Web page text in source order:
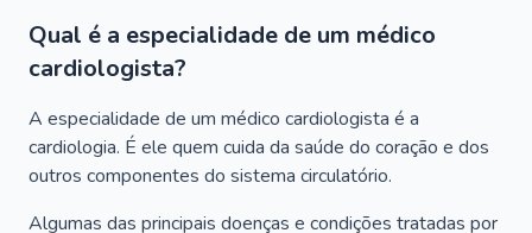
Qual é a especialidade de um médico
cardiologista?
A especialidade de um médico cardiologista é a
cardiologia. É ele quem cuida da saúde do coração e dos
outros componentes do sistema circulatório.
Algumas das principais doenças e condições tratadas por